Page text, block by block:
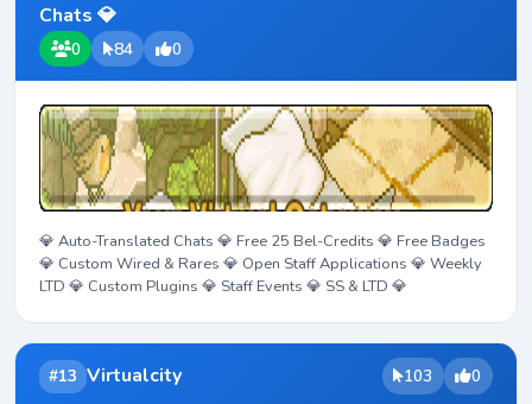
Chats 💎
0 84 0
💎 Auto-Translated Chats 💎 Free 25 Bel-Credits 💎 Free Badges
💎 Custom Wired & Rares 💎 Open Staff Applications 💎 Weekly
LTD 💎 Custom Plugins 💎 Staff Events 💎 SS & LTD 💎
#13 Virtualcity 103 0